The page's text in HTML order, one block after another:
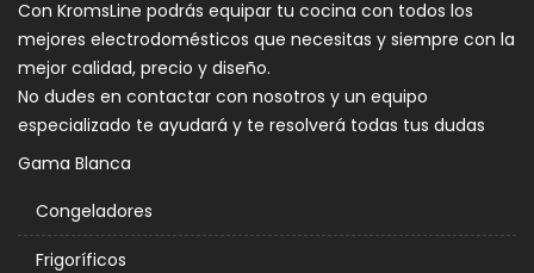
Con KromsLine podrás equipar tu cocina con todos los
mejores electrodomésticos que necesitas y siempre con la
mejor calidad, precio y diseño.
No dudes en contactar con nosotros y un equipo
especializado te ayudará y te resolverá todas tus dudas
Gama Blanca
Congeladores
Frigoríficos